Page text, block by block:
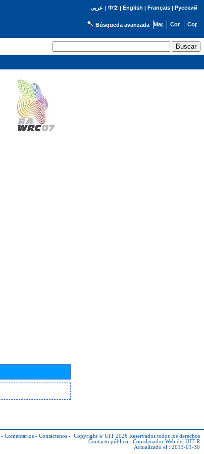
عربي | 中文| English | Français| Русский
Búsqueda avanzada
- Comentarios - Contáctenos - Copyright © UIT 2026 Reservados todos los derechos
Contacto público : Coordenador Web del UIT-R
Actualizado el : 2013-01-30